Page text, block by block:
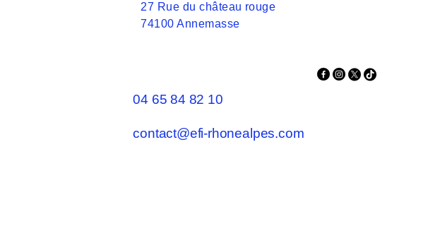
27 Rue du château rouge
74100 Annemasse
04 65 84 82 10
contact@efi-rhonealpes.com